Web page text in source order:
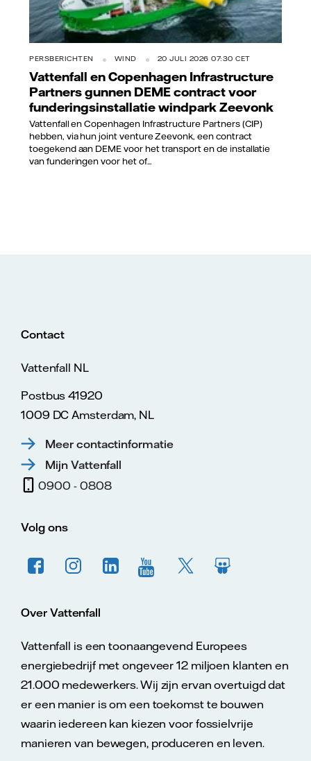
PERSBERICHTEN WIND 20 JULI 2026 07:30 CET
Vattenfall en Copenhagen Infrastructure
Partners gunnen DEME contract voor
funderingsinstallatie windpark Zeevonk
Vattenfall en Copenhagen Infrastructure Partners (CIP)
hebben, via hun joint venture Zeevonk, een contract
toegekend aan DEME voor het transport en de installatie
van funderingen voor het of...
Contact
Vattenfall NL
Postbus 41920
1009 DC Amsterdam, NL
Meer contactinformatie
Mijn Vattenfall
0900 - 0808
Volg ons
Over Vattenfall
Vattenfall is een toonaangevend Europees
energiebedrijf met ongeveer 12 miljoen klanten en
21.000 medewerkers. Wij zijn ervan overtuigd dat
er een manier is om een toekomst te bouwen
waarin iedereen kan kiezen voor fossielvrije
manieren van bewegen, produceren en leven.